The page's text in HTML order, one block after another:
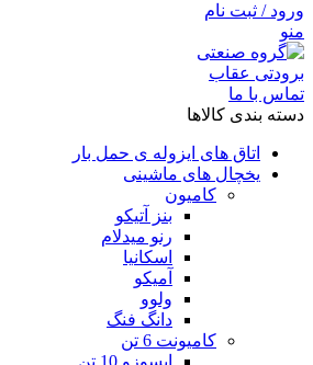
ورود / ثبت نام
منو
تماس با ما
دسته بندی کالاها
اتاق های ایزوله ی حمل بار
یخچال های ماشینی
کامیون
بنز آتیکو
رنو میدلام
اسکانیا
آمیکو
ولوو
دانگ فنگ
کامیونت 6 تن
ایسوزو 10 تن